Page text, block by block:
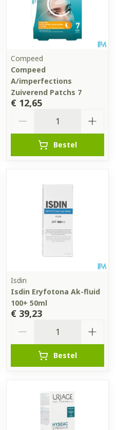
Compeed
Compeed
A/imperfections
Zuiverend Patchs 7
€ 12,65
Bestel
Isdin
Isdin Eryfotona Ak-fluid
100+ 50ml
€ 39,23
Bestel